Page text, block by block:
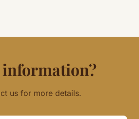
information?
us for more details.